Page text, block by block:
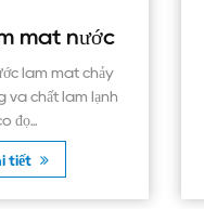
Máy nén cuộn
Máy nén cuộn là một máy
cấu trúc. Thành phần nén